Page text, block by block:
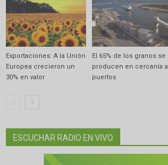
Exportaciones: A la Unión
Europea crecieron un
30% en valor
El 65% de los granos se
producen en cercanía a
puertos
ESCUCHAR RADIO EN VIVO